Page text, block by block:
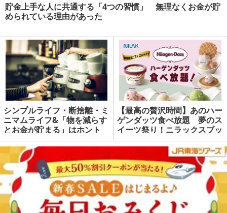
貯金上手な人に共通する「4つの習慣」 無理なくお金が貯
められている理由があった
シンプルライフ・断捨離・ミ
ニマムライフ&「物を減らす
とお金が貯まる」はホント
か？
【最高の贅沢時間】あのハー
ゲンダッツ食べ放題 夢のス
イーツ祭り！ニラックスブッ
フェで甘～い幸せGET！ | マ
ネーの達人